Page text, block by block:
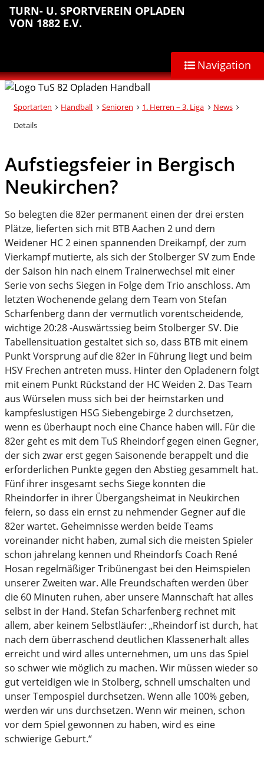
Sprungmarken
Inhalt
anspringen
Hauptnavigation
anspringen
Abteilungsnavigation
anspringen
Fußbereich
anspringen
TURN- U. SPORTVEREIN OPLADEN
VON 1882 E.V.
Navigation
Sportarten Handball Senioren 1. Herren – 3. Liga
News
Details
Aufstiegsfeier in Bergisch
Neukirchen?
So belegten die 82er permanent einen der drei ersten
Plätze, lieferten sich mit BTB Aachen 2 und dem
Weidener HC 2 einen spannenden Dreikampf, der zum
Vierkampf mutierte, als sich der Stolberger SV zum Ende
der Saison hin nach einem Trainerwechsel mit einer
Serie von sechs Siegen in Folge dem Trio anschloss. Am
letzten Wochenende gelang dem Team von Stefan
Scharfenberg dann der vermutlich vorentscheidende,
wichtige 20:28 -Auswärtssieg beim Stolberger SV. Die
Tabellensituation gestaltet sich so, dass BTB mit einem
Punkt Vorsprung auf die 82er in Führung liegt und beim
HSV Frechen antreten muss. Hinter den Opladenern folgt
mit einem Punkt Rückstand der HC Weiden 2. Das Team
aus Würselen muss sich bei der heimstarken und
kampfeslustigen HSG Siebengebirge 2 durchsetzen,
wenn es überhaupt noch eine Chance haben will. Für die
82er geht es mit dem TuS Rheindorf gegen einen Gegner,
der sich zwar erst gegen Saisonende berappelt und die
erforderlichen Punkte gegen den Abstieg gesammelt hat.
Fünf ihrer insgesamt sechs Siege konnten die
Rheindorfer in ihrer Übergangsheimat in Neukirchen
feiern, so dass ein ernst zu nehmender Gegner auf die
82er wartet. Geheimnisse werden beide Teams
voreinander nicht haben, zumal sich die meisten Spieler
schon jahrelang kennen und Rheindorfs Coach René
Hosan regelmäßiger Tribünengast bei den Heimspielen
unserer Zweiten war. Alle Freundschaften werden über
die 60 Minuten ruhen, aber unsere Mannschaft hat alles
selbst in der Hand. Stefan Scharfenberg rechnet mit
allem, aber keinem Selbstläufer: „Rheindorf ist durch, hat
nach dem überraschend deutlichen Klassenerhalt alles
erreicht und wird alles unternehmen, um uns das Spiel
so schwer wie möglich zu machen. Wir müssen wieder so
gut verteidigen wie in Stolberg, schnell umschalten und
unser Tempospiel durchsetzen. Wenn alle 100% geben,
werden wir uns durchsetzen. Wenn wir meinen, schon
vor dem Spiel gewonnen zu haben, wird es eine
schwierige Geburt.“